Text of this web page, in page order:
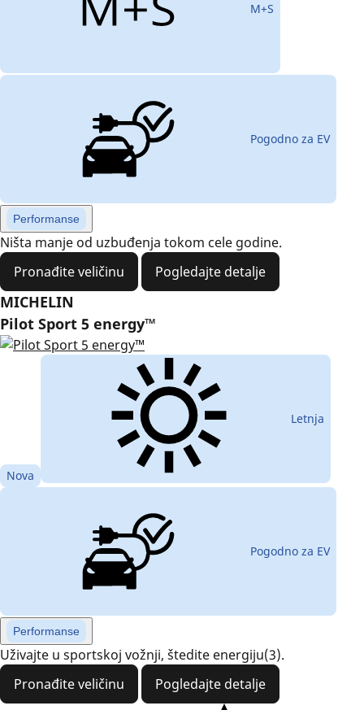
M+S
Pogodno za EV
Performanse
Ništa manje od uzbuđenja tokom cele godine.
Pronađite veličinu
Pogledajte detalje
MICHELIN
Pilot Sport 5 energy™
Nova
Letnja
Pogodno za EV
Performanse
Uživajte u sportskoj vožnji, štedite energiju(3).
Pronađite veličinu
Pogledajte detalje